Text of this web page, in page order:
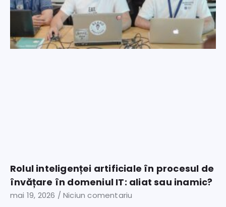
Rolul inteligenței artificiale în procesul de
învățare în domeniul IT: aliat sau inamic?
mai 19, 2026 Niciun comentariu